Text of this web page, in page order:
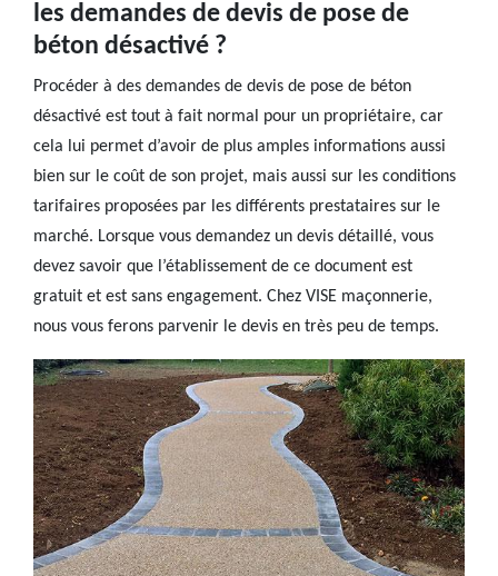
les demandes de devis de pose de
béton désactivé ?
Procéder à des demandes de devis de pose de béton
désactivé est tout à fait normal pour un propriétaire, car
cela lui permet d’avoir de plus amples informations aussi
bien sur le coût de son projet, mais aussi sur les conditions
tarifaires proposées par les différents prestataires sur le
marché. Lorsque vous demandez un devis détaillé, vous
devez savoir que l’établissement de ce document est
gratuit et est sans engagement. Chez VISE maçonnerie,
nous vous ferons parvenir le devis en très peu de temps.